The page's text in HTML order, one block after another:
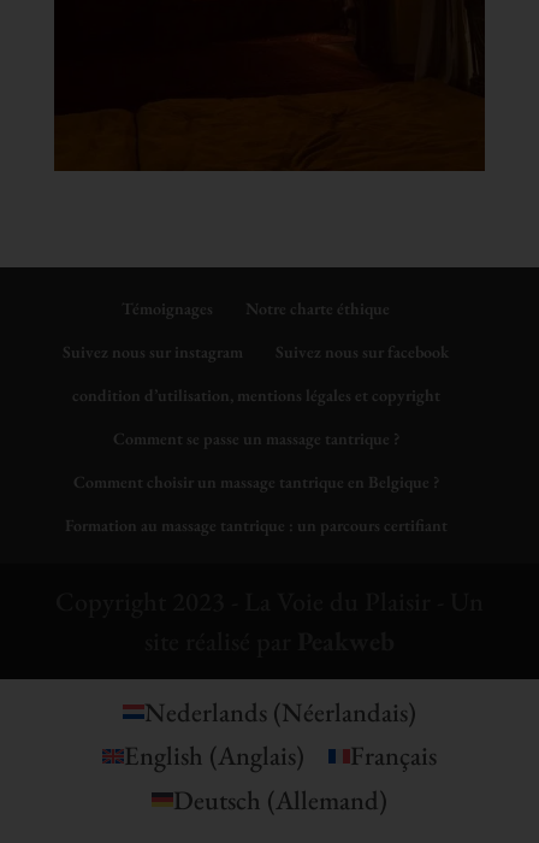
Témoignages
Notre charte éthique
Suivez nous sur instagram
Suivez nous sur facebook
condition d’utilisation, mentions légales et copyright
Comment se passe un massage tantrique ?
Comment choisir un massage tantrique en Belgique ?
Formation au massage tantrique : un parcours certifiant
Nederlands (Néerlandais)
English (Anglais)
Français
Deutsch (Allemand)